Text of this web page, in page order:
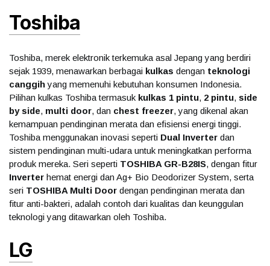
Toshiba
Toshiba, merek elektronik terkemuka asal Jepang yang berdiri
sejak 1939, menawarkan berbagai kulkas dengan teknologi
canggihyang memenuhi kebutuhan konsumen Indonesia.
Pilihan kulkas Toshiba termasuk kulkas 1 pintu, 2 pintu, side
by side, multi door, dan chest freezer, yang dikenal akan
kemampuan pendinginan merata dan efisiensi energi tinggi.
Toshiba menggunakan inovasi seperti Dual Inverter dan
sistem pendinginan multi-udara untuk meningkatkan performa
produk mereka. Seri seperti TOSHIBA GR-B28IS, dengan fitur
Inverter hemat energi dan Ag+ Bio Deodorizer System, serta
seri TOSHIBA Multi Door dengan pendinginan merata dan
fitur anti-bakteri, adalah contoh dari kualitas dan keunggulan
teknologi yang ditawarkan oleh Toshiba.
LG